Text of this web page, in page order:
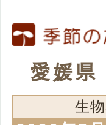
愛媛県
生